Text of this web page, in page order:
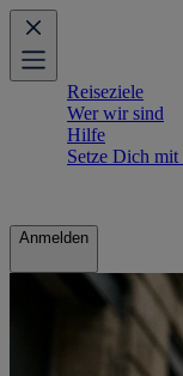
Reiseziele
Wer wir sind
Hilfe
Setze Dich
Anmelden